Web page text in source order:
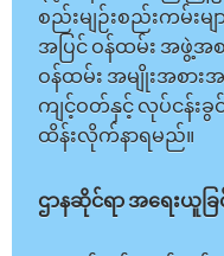
စည်းမျဉ်းစည်းကမ်းမ
အပြင် ဝန်ထမ်း အဖွဲ့
ဝန်ထမ်း အမျိုးအစာ
ကျင့်ဝတ်နှင့် လုပ်ငန်းခွ
ထိန်းလိုက်နာရမည်။
ဌာနဆိုင်ရာ အရေးယူခြ